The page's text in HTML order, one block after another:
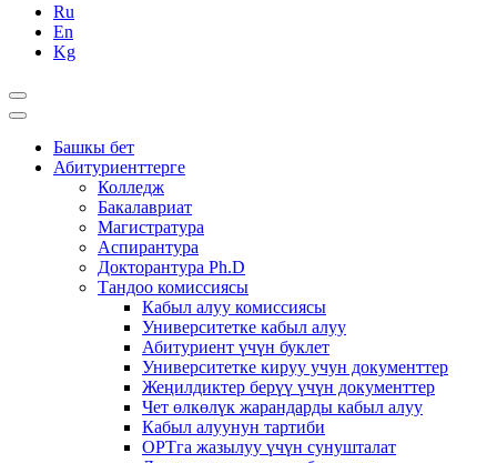
Ru
En
Kg
Башкы бет
Абитуриенттерге
Колледж
Бакалавриат
Магистратура
Аспирантура
Докторантура Ph.D
Тандоо комиссиясы
Кабыл алуу комиссиясы
Университетке кабыл алуу
Абитуриент үчүн буклет
Университетке кируу учун документтер
Жеңилдиктер берүү үчүн документтер
Чет өлкөлүк жарандарды кабыл алуу
Кабыл алуунун тартиби
ОРТга жазылуу үчүн сунушталат